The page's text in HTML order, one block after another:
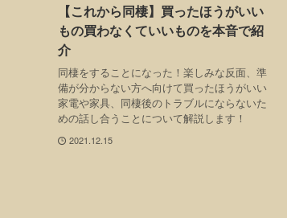
【これから同棲】買ったほうがいい
もの買わなくていいものを本音で紹
介
同棲をすることになった！楽しみな反面、準
備が分からない方へ向けて買ったほうがいい
家電や家具、同棲後のトラブルにならないた
めの話し合うことについて解説します！
2021.12.15